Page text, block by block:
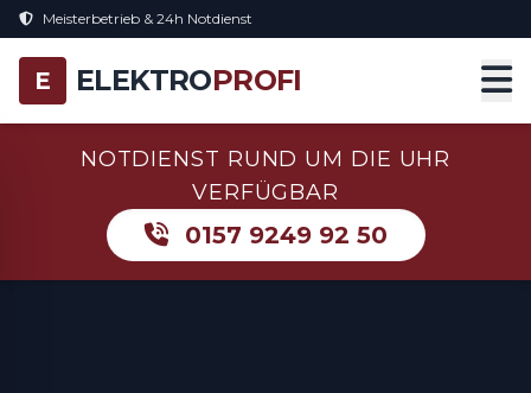
Meisterbetrieb & 24h Notdienst
E ELEKTROPROFI
NOTDIENST RUND UM DIE UHR
VERFÜGBAR
0157 9249 92 50